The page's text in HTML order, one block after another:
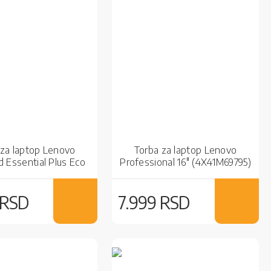
laptop Lenovo
Essential Plus Eco
Torba za laptop Lenovo
Professional 16" (4X41M69795)
7.999 RSD